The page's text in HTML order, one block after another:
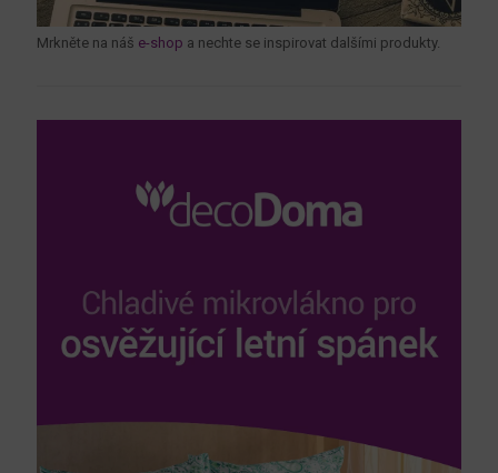
Mrkněte na náš e-shop a nechte se inspirovat dalšími produkty.